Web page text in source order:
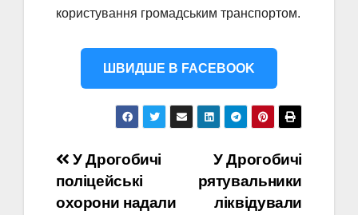
користування громадським транспортом.
ШВИДШЕ В FACEBOOK
Навігація
записів
У Дрогобичі
рятувальники
ліквідували
У Дрогобичі
поліцейські
охорони надали